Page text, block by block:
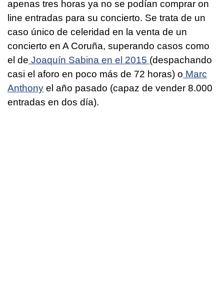
apenas tres horas ya no se podían comprar on
line entradas para su concierto. Se trata de un
caso único de celeridad en la venta de un
concierto en A Coruña, superando casos como
el de Joaquín Sabina en el 2015 (despachando
casi el aforo en poco más de 72 horas) o Marc
Anthony el año pasado (capaz de vender 8.000
entradas en dos día).